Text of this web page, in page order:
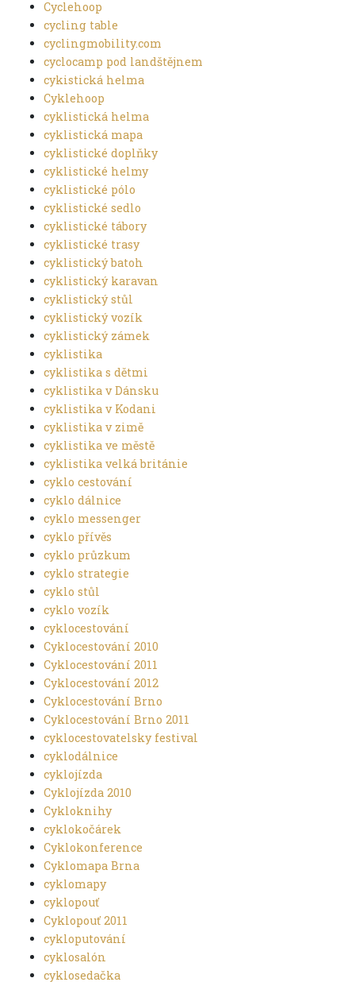
Cyclehoop
cycling table
cyclingmobility.com
cyclocamp pod landštějnem
cykistická helma
Cyklehoop
cyklistická helma
cyklistická mapa
cyklistické doplňky
cyklistické helmy
cyklistické pólo
cyklistické sedlo
cyklistické tábory
cyklistické trasy
cyklistický batoh
cyklistický karavan
cyklistický stůl
cyklistický vozík
cyklistický zámek
cyklistika
cyklistika s dětmi
cyklistika v Dánsku
cyklistika v Kodani
cyklistika v zimě
cyklistika ve městě
cyklistika velká británie
cyklo cestování
cyklo dálnice
cyklo messenger
cyklo přívěs
cyklo průzkum
cyklo strategie
cyklo stůl
cyklo vozík
cyklocestování
Cyklocestování 2010
Cyklocestování 2011
Cyklocestování 2012
Cyklocestování Brno
Cyklocestování Brno 2011
cyklocestovatelsky festival
cyklodálnice
cyklojízda
Cyklojízda 2010
Cykloknihy
cyklokočárek
Cyklokonference
Cyklomapa Brna
cyklomapy
cyklopouť
Cyklopouť 2011
cykloputování
cyklosalón
cyklosedačka